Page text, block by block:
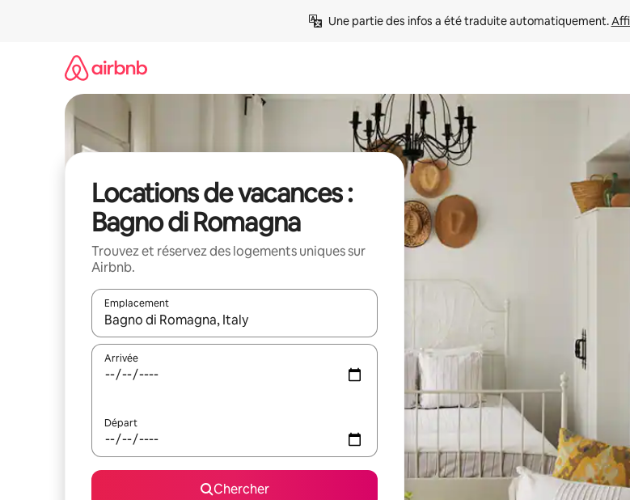
Une partie des infos a été traduite automatiquement.
Locations de vacances :
Bagno di Romagna
Trouvez et réservez des logements uniques sur
Airbnb.
Emplacement
Quand les résultats sont affichés, parcourez-les en utilisant les flèches vers le haut et vers le bas, ou
Arrivée
Départ
Chercher